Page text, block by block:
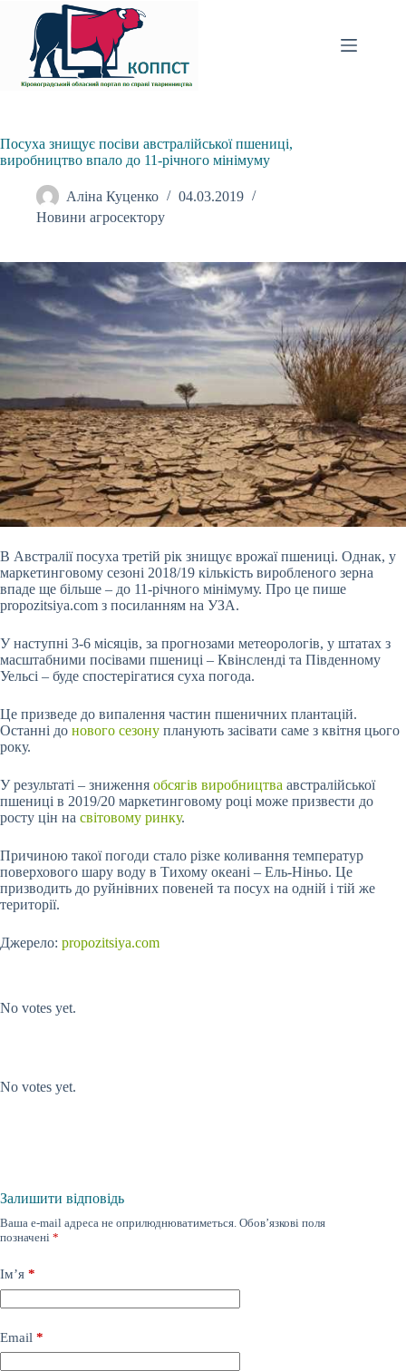
вмісту
Посуха знищує посіви австралійської пшениці,
виробництво впало до 11-річного мінімуму
Аліна Куценко
04.03.2019
Новини агросектору
В Австралії посуха третій рік знищує врожаї пшениці. Однак, у
маркетинговому сезоні 2018/19 кількість виробленого зерна
впаде ще більше – до 11-річного мінімуму. Про це пише
propozitsiya.com з посиланням на УЗА.
У наступні 3-6 місяців, за прогнозами метеорологів, у штатах з
масштабними посівами пшениці – Квінсленді та Південному
Уельсі – буде спостерігатися суха погода.
Це призведе до випалення частин пшеничних плантацій.
Останні до нового сезону планують засівати саме з квітня цього
року.
У результаті – зниження обсягів виробництва австралійської
пшениці в 2019/20 маркетинговому році може призвести до
росту цін на світовому ринку.
Причиною такої погоди стало різке коливання температур
поверхового шару воду в Тихому океані – Ель-Ніньо. Це
призводить до руйнівних повеней та посух на одній і тій же
території.
Джерело: propozitsiya.com
No votes yet.
No votes yet.
Залишити відповідь
Ваша e-mail адреса не оприлюднюватиметься. Обов’язкові поля
позначені *
Ім’я *
Email *